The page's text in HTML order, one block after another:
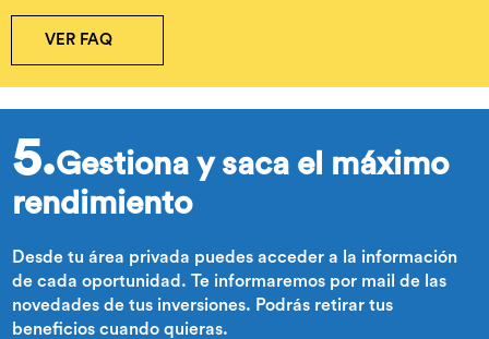
VER FAQ
5.Gestiona y saca el máximo
rendimiento
Desde tu área privada puedes acceder a la información
de cada oportunidad. Te informaremos por mail de las
novedades de tus inversiones. Podrás retirar tus
beneficios cuando quieras.